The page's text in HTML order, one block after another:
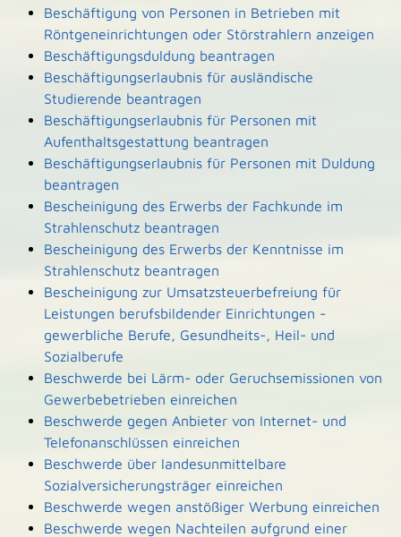
Beschäftigung von Personen in Betrieben mit
Röntgeneinrichtungen oder Störstrahlern anzeigen
Beschäftigungsduldung beantragen
Beschäftigungserlaubnis für ausländische
Studierende beantragen
Beschäftigungserlaubnis für Personen mit
Aufenthaltsgestattung beantragen
Beschäftigungserlaubnis für Personen mit Duldung
beantragen
Bescheinigung des Erwerbs der Fachkunde im
Strahlenschutz beantragen
Bescheinigung des Erwerbs der Kenntnisse im
Strahlenschutz beantragen
Bescheinigung zur Umsatzsteuerbefreiung für
Leistungen berufsbildender Einrichtungen -
gewerbliche Berufe, Gesundheits-, Heil- und
Sozialberufe
Beschwerde bei Lärm- oder Geruchsemissionen von
Gewerbebetrieben einreichen
Beschwerde gegen Anbieter von Internet- und
Telefonanschlüssen einreichen
Beschwerde über landesunmittelbare
Sozialversicherungsträger einreichen
Beschwerde wegen anstößiger Werbung einreichen
Beschwerde wegen Nachteilen aufgrund einer